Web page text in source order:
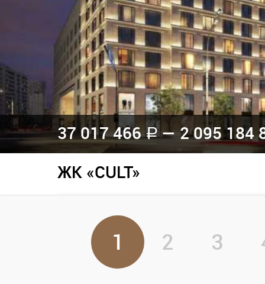
37 017 466a— 2 095 184
ЖК «CULT»
1 2 3